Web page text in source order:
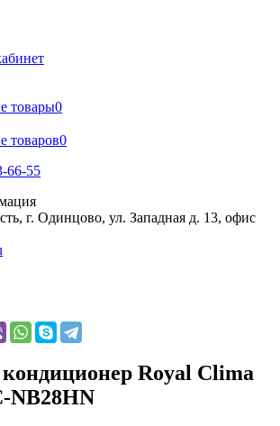
товары0
товаров0
66-55
г. Одинцово, ул. Западная д. 13, офис
Royal Clima
NB28HN